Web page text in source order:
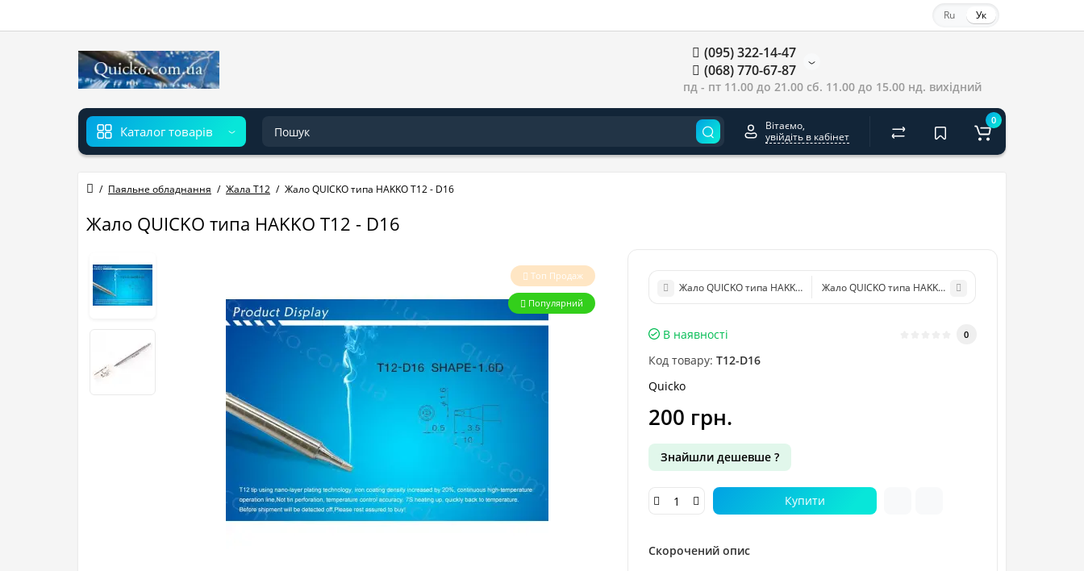
Ru Ук
(095) 322-14-47
(068) 770-67-87
пд - пт 11.00 до 21.00 сб. 11.00 до 15.00 нд. вихідний
Каталог товарів
Вітаємо,
увійдіть в кабінет
0
Паяльне обладнання Жала T12 Жало QUICKO типа HAKKO T12 - D16
Жало QUICKO типа HAKKO T12 - D16
Топ Продаж
Популярний
Жало QUICKO типа HAKKO T12 - BC1Жало QUICKO типа HAKKO T12 - BCF2
В наявності 0
Код товару: T12-D16
Quicko
200 грн.
Знайшли дешевше ?
Купити
Скорочений опис